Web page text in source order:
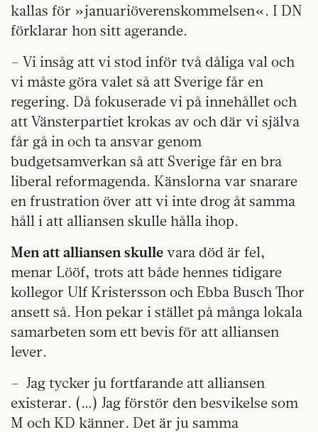
kallas för »januariöverenskommelsen«. I DN
förklarar hon sitt agerande.
– Vi insåg att vi stod inför två dåliga val och
vi måste göra valet så att Sverige får en
regering. Då fokuserade vi på innehållet och
att Vänsterpartiet krokas av och där vi själva
får gå in och ta ansvar genom
budgetsamverkan så att Sverige får en bra
liberal reformagenda. Känslorna var snarare
en frustration över att vi inte drog åt samma
håll i att alliansen skulle hålla ihop.
Men att alliansen skulle vara död är fel,
menar Lööf, trots att både hennes tidigare
kollegor Ulf Kristersson och Ebba Busch Thor
ansett så. Hon pekar i stället på många lokala
samarbeten som ett bevis för att alliansen
lever.
– Jag tycker ju fortfarande att alliansen
existerar. (…) Jag förstör den besvikelse som
M och KD känner. Det är ju samma